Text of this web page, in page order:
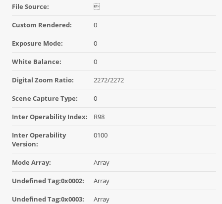
File Source: 
Custom Rendered: 0
Exposure Mode: 0
White Balance: 0
Digital Zoom Ratio: 2272/2272
Scene Capture Type: 0
Inter Operability Index: R98
Inter Operability
Version:
0100
Mode Array: Array
Undefined Tag:0x0002: Array
Undefined Tag:0x0003: Array